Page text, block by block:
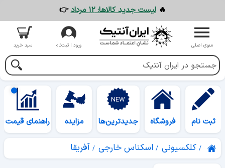
🔥لیست جدید کالاها: ۱۲ مرداد 👉
منوی اصلی ورود | ثبت‌نام سبد خرید
ثبت نام فروشگاه جدیدترین‌ها مزایده راهنمای قیمت
کلکسیونی اسکناس خارجی آفریقا